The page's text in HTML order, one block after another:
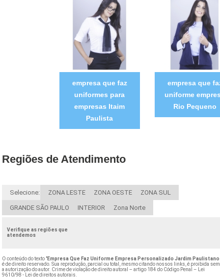
empresa que faz
uniformes para
empresas Itaim
Paulista
empresa que
uniforme
Rio Pequeno
Regiões de Atendimento
Selecione: ZONA LESTE ZONA OESTE ZONA SUL
GRANDE SÃO PAULO INTERIOR Zona Norte
Verifique as regiões que
atendemos
O conteúdo do texto "Empresa Que Faz Uniforme Empresa Personalizado Jardim Paulistano
é de direito reservado. Sua reprodução, parcial ou total, mesmo citando nossos links, é proibida sem
a autorização do autor. Crime de violação de direito autoral – artigo 184 do Código Penal –
Lei
9610/98 - Lei de direitos autorais